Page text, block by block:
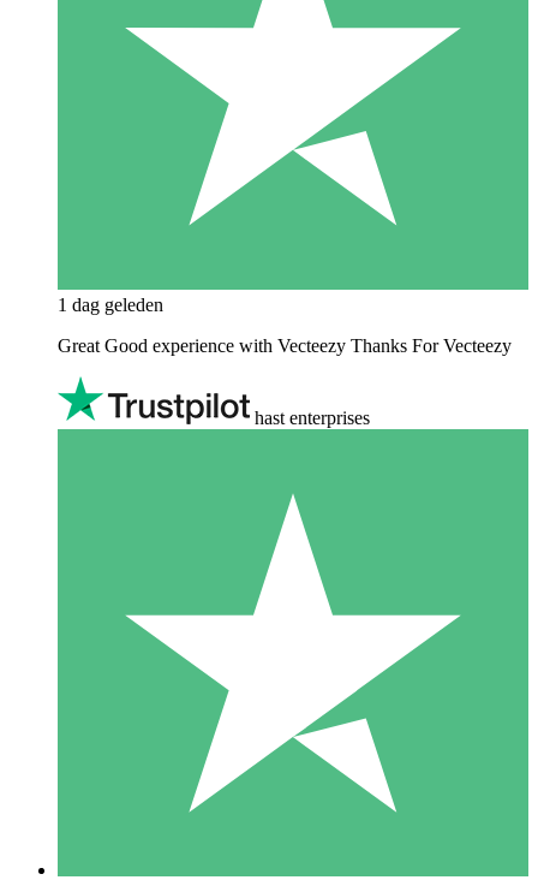
1 dag geleden
Great Good experience with Vecteezy Thanks For Vecteezy
hast enterprises